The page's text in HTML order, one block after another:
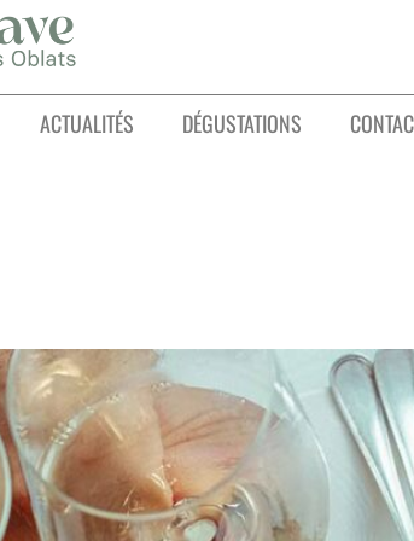
ACTUALITÉS DÉGUSTATIONS